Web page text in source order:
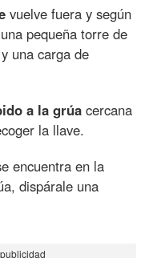
vuelve fuera y según
pequeña torre de
una carga de
a la grúa cercana
la llave.
encuentra en la
dispárale una